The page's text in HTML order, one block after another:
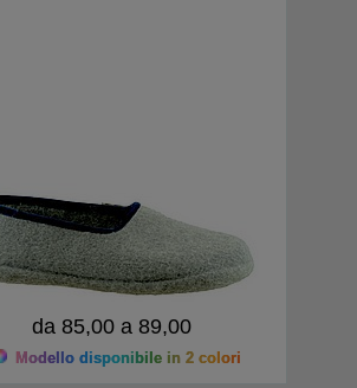
da 85,00 a 89,00
Modello disponibile in 2 colori